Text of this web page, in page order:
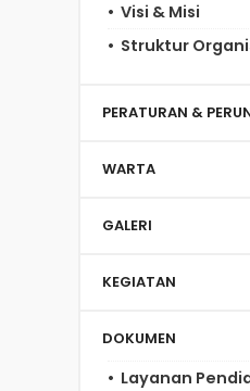
Visi & Misi
Struktur
PERATURAN &
WARTA
GALERI
KEGIATAN
DOKUMEN
Layanan